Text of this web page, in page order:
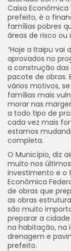
Caixa Econômica
prefeito, é o
famílias pobres
áreas de risco ou
“Hoje a Itaipu vai
aprovados no
a construção
pacote de obras.
vários motivos,
famílias mais
morar nas
a todo tipo de
cada vez mais
estamos
completa.
O Município, diz
muito nos últimos
investimento e o
Econômica
de obras que
as obras
são muito
preparar a
na habitação, na
drenagem e
prefeito.